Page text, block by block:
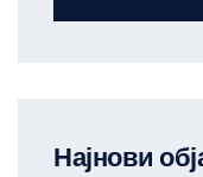
Најнови